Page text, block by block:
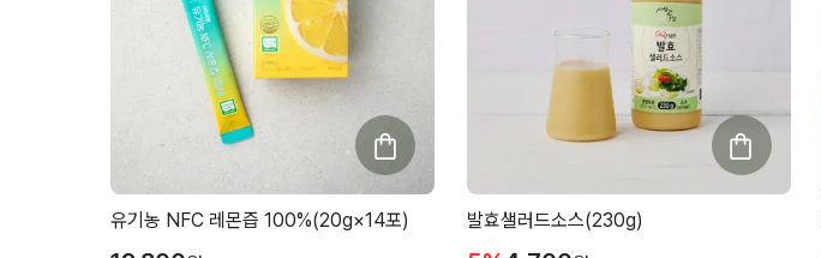
유기농 NFC 레몬즙 100%(20g×14포) 발효샐러드소스(230g)